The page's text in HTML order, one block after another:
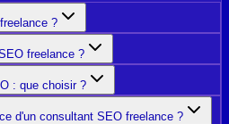
?
freelance ?
: que choisir ?
d'un consultant SEO freelance ?